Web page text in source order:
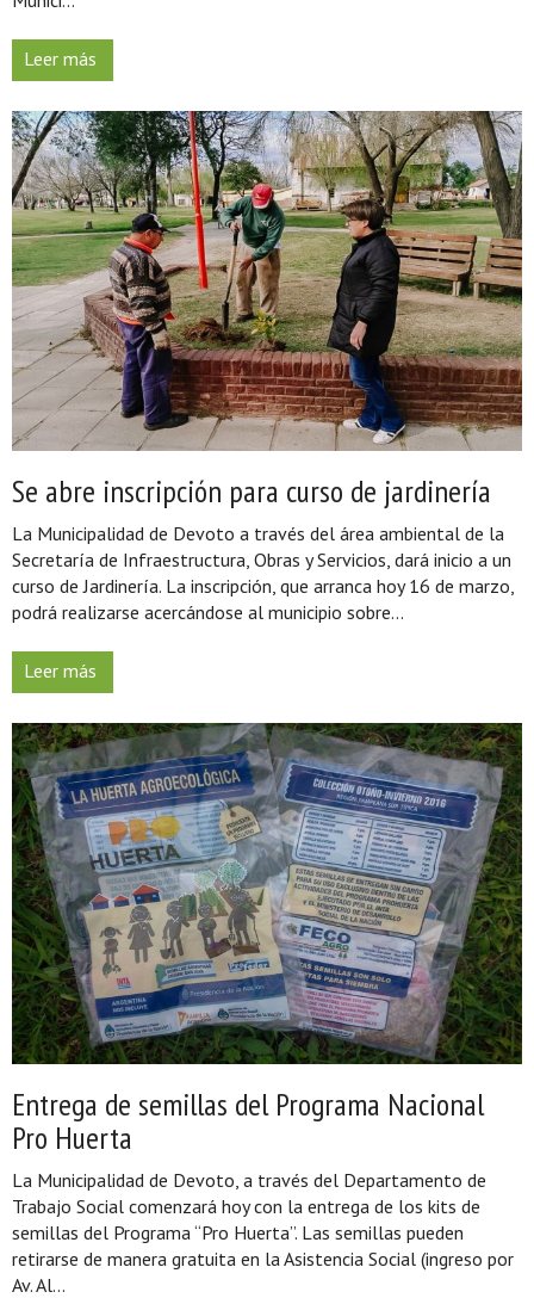
Leer más
Se abre inscripción para curso de jardinería
La Municipalidad de Devoto a través del área ambiental de la
Secretaría de Infraestructura, Obras y Servicios, dará inicio a un
curso de Jardinería. La inscripción, que arranca hoy 16 de marzo,
podrá realizarse acercándose al municipio sobre...
Leer más
Entrega de semillas del Programa Nacional
Pro Huerta
La Municipalidad de Devoto, a través del Departamento de
Trabajo Social comenzará hoy con la entrega de los kits de
semillas del Programa “Pro Huerta”. Las semillas pueden
retirarse de manera gratuita en la Asistencia Social (ingreso por
Av. Al...